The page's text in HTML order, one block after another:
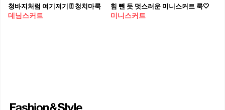
청바지처럼 여기저기👖청치마룩
데님스커트
힘 뺀 듯 멋스러운 미니스커트 룩🤍
미니스커트